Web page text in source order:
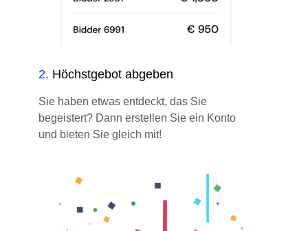
2. Höchstgebot abgeben
Sie haben etwas entdeckt, das Sie
begeistert? Dann erstellen Sie ein Konto
und bieten Sie gleich mit!